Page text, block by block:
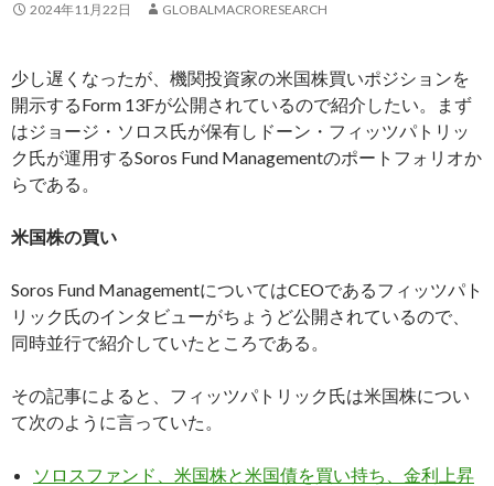
2024年11月22日 GLOBALMACRORESEARCH
少し遅くなったが、機関投資家の米国株買いポジションを
開示するForm 13Fが公開されているので紹介したい。まず
はジョージ・ソロス氏が保有しドーン・フィッツパトリッ
ク氏が運用するSoros Fund Managementのポートフォリオか
らである。
米国株の買い
Soros Fund ManagementについてはCEOであるフィッツパト
リック氏のインタビューがちょうど公開されているので、
同時並行で紹介していたところである。
その記事によると、フィッツパトリック氏は米国株につい
て次のように言っていた。
ソロスファンド、米国株と米国債を買い持ち、金利上昇